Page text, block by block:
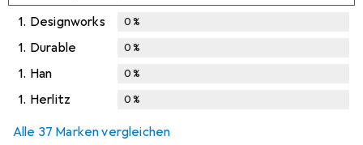
1. Designworks 0%
1. Durable 0%
1. Han 0%
1. Herlitz 0%
Alle 37 Marken vergleichen